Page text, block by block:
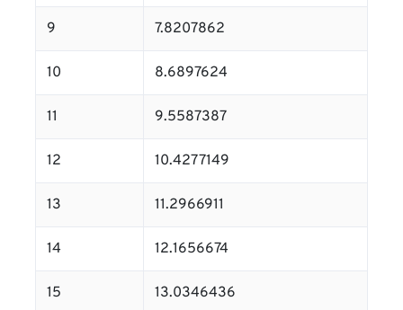
9 7.8207862
10 8.6897624
11 9.5587387
12 10.4277149
13 11.2966911
14 12.1656674
15 13.0346436